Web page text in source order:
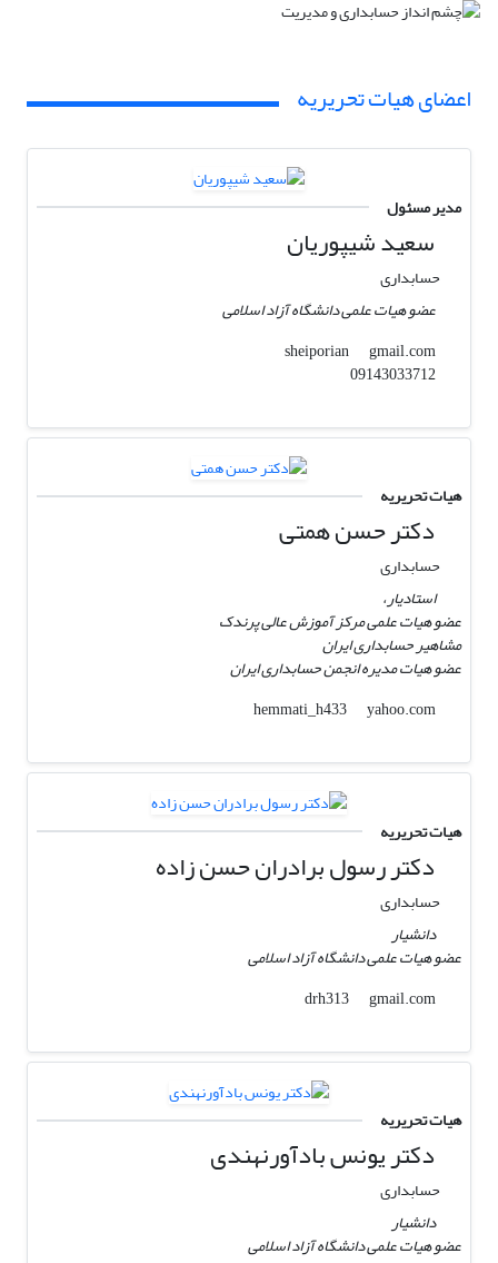
اعضای هیات تحریریه
مدیر مسئول
سعید شیپوریان
حسابداری
عضو هیات علمی دانشگاه آزاد اسلامی
sheiporian
gmail.com
09143033712
هیات تحریریه
دکتر حسن همتی
حسابداری
استادیار،
عضو هیات علمی مرکز آموزش عالی پرندک
مشاهیر حسابداری ایران
عضو هیات مدیره انجمن حسابداری ایران
hemmati_h433
yahoo.com
هیات تحریریه
دکتر رسول برادران حسن زاده
حسابداری
دانشیار
عضو هیات علمی دانشگاه آزاد اسلامی
drh313
gmail.com
هیات تحریریه
دکتر یونس بادآورنهندی
حسابداری
دانشیار
عضو هیات علمی دانشگاه آزاد اسلامی